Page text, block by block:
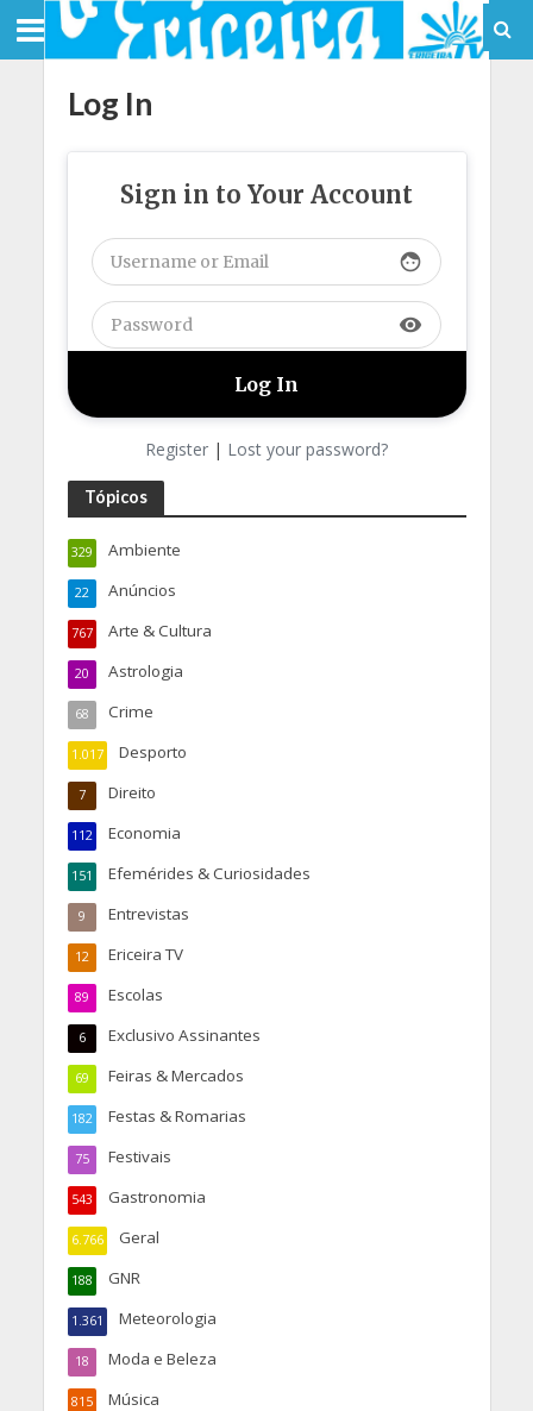
Log In
Sign in to Your Account
face
visibility
Register | Lost your password?
Tópicos
Ambiente
329
Anúncios
22
Arte & Cultura
767
Astrologia
20
Crime
68
Desporto
1.017
Direito
7
Economia
112
Efemérides & Curiosidades
151
Entrevistas
9
Ericeira TV
12
Escolas
89
Exclusivo Assinantes
6
Feiras & Mercados
69
Festas & Romarias
182
Festivais
75
Gastronomia
543
Geral
6.766
GNR
188
Meteorologia
1.361
Moda e Beleza
18
Música
815